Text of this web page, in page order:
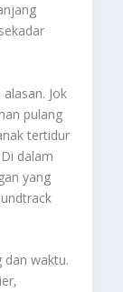
Jok
pulang
tertidur
dalam
yang
dan waktu.